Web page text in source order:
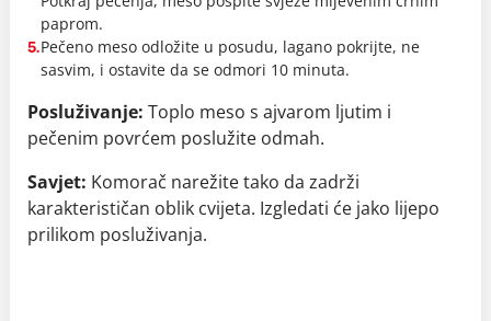
paprom.
5.Pečeno meso odložite u posudu, lagano pokrijte, ne
sasvim, i ostavite da se odmori 10 minuta.
Posluživanje: Toplo meso s ajvarom ljutim i
pečenim povrćem poslužite odmah.
Savjet: Komorač narežite tako da zadrži
karakterističan oblik cvijeta. Izgledati će jako lijepo
prilikom posluživanja.